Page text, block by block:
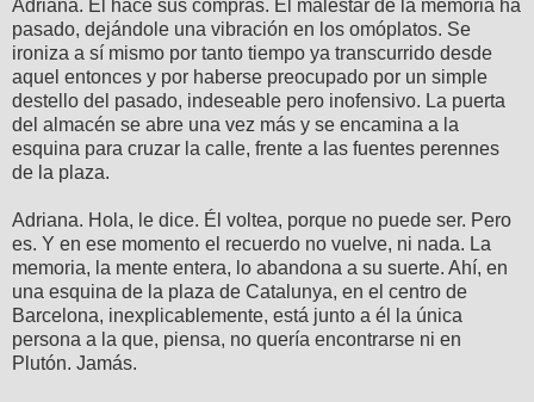
Adriana. Él hace sus compras. El malestar de la memoria ha
pasado, dejándole una vibración en los omóplatos. Se
ironiza a sí mismo por tanto tiempo ya transcurrido desde
aquel entonces y por haberse preocupado por un simple
destello del pasado, indeseable pero inofensivo. La puerta
del almacén se abre una vez más y se encamina a la
esquina para cruzar la calle, frente a las fuentes perennes
de la plaza.
Adriana. Hola, le dice. Él voltea, porque no puede ser. Pero
es. Y en ese momento el recuerdo no vuelve, ni nada. La
memoria, la mente entera, lo abandona a su suerte. Ahí, en
una esquina de la plaza de Catalunya, en el centro de
Barcelona, inexplicablemente, está junto a él la única
persona a la que, piensa, no quería encontrarse ni en
Plutón. Jamás.